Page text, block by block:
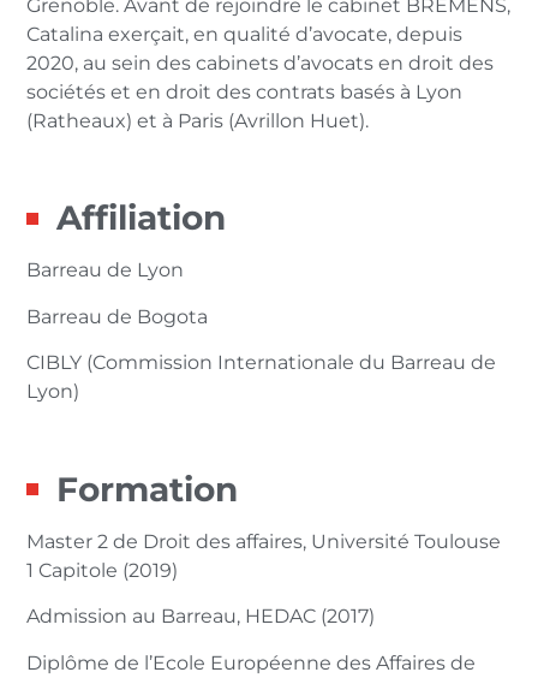
Grenoble. Avant de rejoindre le cabinet BREMENS,
Catalina exerçait, en qualité d’avocate, depuis
2020, au sein des cabinets d’avocats en droit des
sociétés et en droit des contrats basés à Lyon
(Ratheaux) et à Paris (Avrillon Huet).
Affiliation
Barreau de Lyon
Barreau de Bogota
CIBLY (Commission Internationale du Barreau de
Lyon)
Formation
Master 2 de Droit des affaires, Université Toulouse
1 Capitole (2019)
Admission au Barreau, HEDAC (2017)
Diplôme de l’Ecole Européenne des Affaires de